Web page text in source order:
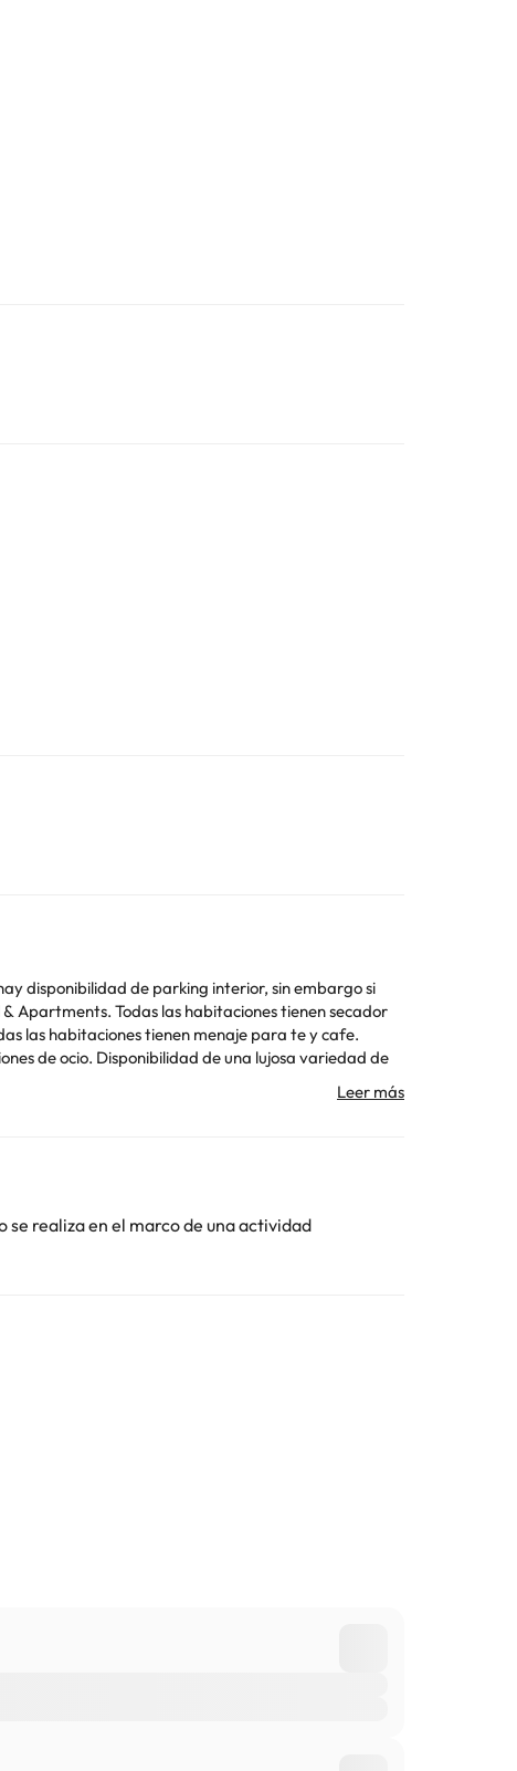
disponibilidad de parking interior, sin embargo si
Apartments. Todas las habitaciones tienen secador
las habitaciones tienen menaje para te y cafe.
de ocio. Disponibilidad de una lujosa variedad de
libre. Informacion adicional. Disponibilidad de servicio
realiza en el marco de una actividad